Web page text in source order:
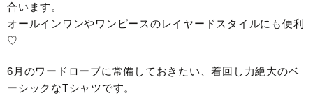
合います。
オールインワンやワンピースのレイヤードスタイルにも便利
♡
6月のワードローブに常備しておきたい、着回し力絶大のベ
ーシックなTシャツです。